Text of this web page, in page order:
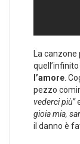
La canzone
l’amore.
pezzo
vederci più”
gioia mia,
il danno è